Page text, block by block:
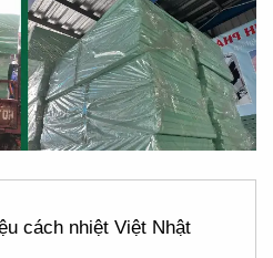
cách nhiệt Việt Nhật